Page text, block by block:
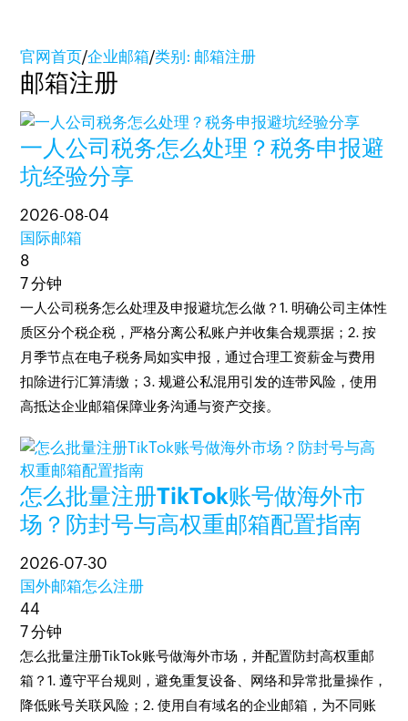
官网首页/企业邮箱/类别: 邮箱注册
邮箱注册
一人公司税务怎么处理？税务申报避
坑经验分享
2026-08-04
国际邮箱
8
7 分钟
一人公司税务怎么处理及申报避坑怎么做？1. 明确公司主体性
质区分个税企税，严格分离公私账户并收集合规票据；2. 按
月季节点在电子税务局如实申报，通过合理工资薪金与费用
扣除进行汇算清缴；3. 规避公私混用引发的连带风险，使用
高抵达企业邮箱保障业务沟通与资产交接。
怎么批量注册TikTok账号做海外市
场？防封号与高权重邮箱配置指南
2026-07-30
国外邮箱怎么注册
44
7 分钟
怎么批量注册TikTok账号做海外市场，并配置防封高权重邮
箱？1. 遵守平台规则，避免重复设备、网络和异常批量操作，
降低账号关联风险；2. 使用自有域名的企业邮箱，为不同账